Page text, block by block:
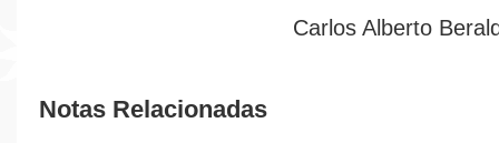
Carlos Alberto
Notas Relacionadas